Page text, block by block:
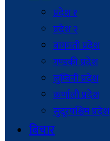
प्रदेश १
प्रदेश २
बागमती प्रदेश
गण्डकी प्रदेश
लुम्बिनी प्रदेश
कर्णाली प्रदेश
सुदूरपश्चिम प्रदेश
बिचार